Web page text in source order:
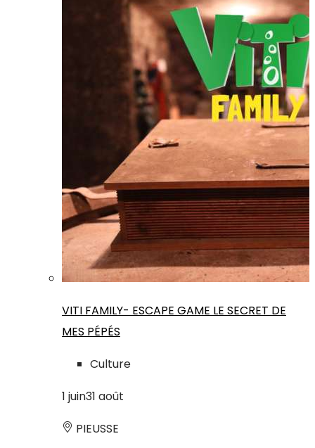
VITI FAMILY- ESCAPE GAME LE SECRET DE
MES PÉPÉS
Culture
1 juin31 août
PIEUSSE